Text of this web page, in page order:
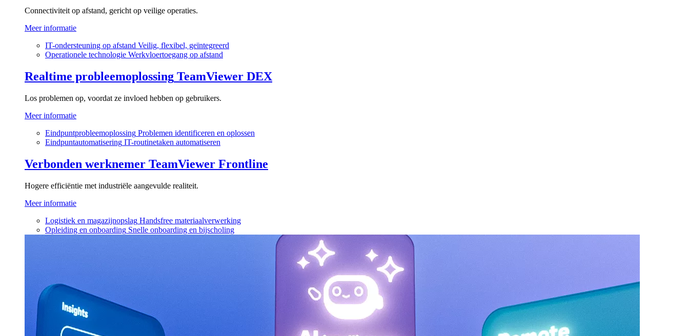
Connectiviteit op afstand, gericht op veilige operaties.
Meer informatie
IT-ondersteuning op afstand Veilig, flexibel, geïntegreerd
Operationele technologie Werkvloertoegang op afstand
Realtime probleemoplossing TeamViewer DEX
Los problemen op, voordat ze invloed hebben op gebruikers.
Meer informatie
Eindpuntprobleemoplossing Problemen identificeren en oplossen
Eindpuntautomatisering IT-routinetaken automatiseren
Verbonden werknemer TeamViewer Frontline
Hogere efficiëntie met industriële aangevulde realiteit.
Meer informatie
Logistiek en magazijnopslag Handsfree materiaalverwerking
Opleiding en onboarding Snelle onboarding en bijscholing